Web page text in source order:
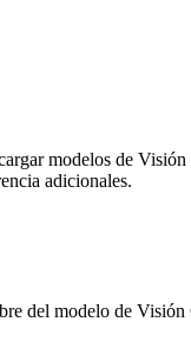
modelos de
adicionales.
del modelo de